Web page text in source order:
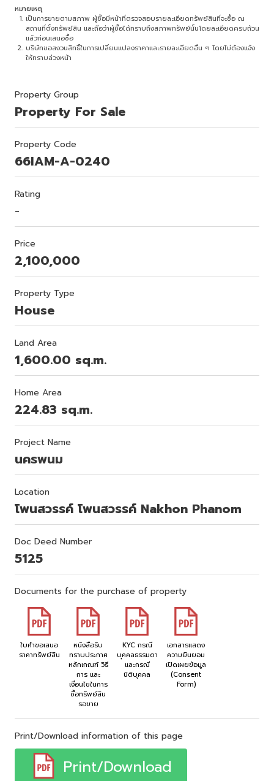
หมายเหตุ
เป็นการขายตามสภาพ ผู้ซื้อมีหน้าที่ตรวจสอบรายละเอียดทรัพย์สินที่จะซื้อ ณ
สถานที่ตั้งทรัพย์สิน และถือว่าผู้ซื้อได้ทราบถึงสภาพทรัพย์นั้นโดยละเอียดครบถ้วน
แล้วก่อนเสนอซื้อ
บริษัทขอสงวนสิทธิ์ในการเปลี่ยนแปลงราคาและรายละเอียดอื่น ๆ โดยไม่ต้องแจ้ง
ให้ทราบล่วงหน้า
Property Group
Property For Sale
Property Code
66IAM-A-0240
Rating
-
Price
2,100,000
Property Type
House
Land Area
1,600.00 sq.m.
Home Area
224.83 sq.m.
Project Name
นครพนม
Location
โพนสวรรค์ โพนสวรรค์ Nakhon Phanom
Doc Deed Number
5125
Documents for the purchase of property
ใบคำขอเสนอ
ราคาทรัพย์สิน
หนังสือรับ
ทราบประกาศ
หลักเกณฑ์ วิธี
การ และ
เงื่อนไขในการ
ซื้อทรัพย์สิน
รอขาย
KYC กรณี
บุคคลธรรมดา
และกรณี
นิติบุคคล
เอกสารแสดง
ความยินยอม
เปิดเผยข้อมูล
(Consent
Form)
Print/Download information of this page
Print/Download